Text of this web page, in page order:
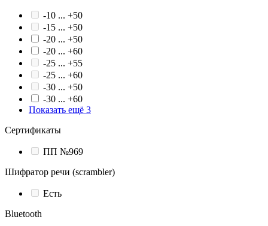
-10 ... +50
-15 ... +50
-20 ... +50
-20 ... +60
-25 ... +55
-25 ... +60
-30 ... +50
-30 ... +60
Показать ещё 3
Сертификаты
ПП №969
Шифратор речи (scrambler)
Есть
Bluetooth